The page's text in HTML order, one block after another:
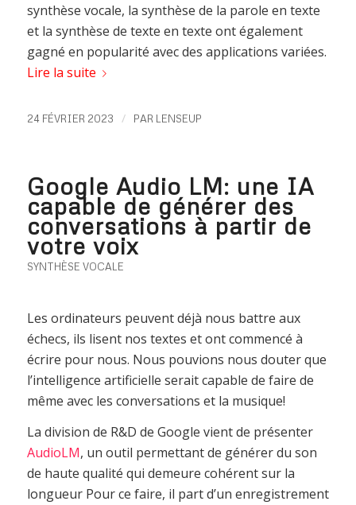
synthèse vocale, la synthèse de la parole en texte
et la synthèse de texte en texte ont également
gagné en popularité avec des applications variées.
Lire la suite
24 FÉVRIER 2023 / PAR LENSEUP
Google Audio LM: une IA
capable de générer des
conversations à partir de
votre voix
SYNTHÈSE VOCALE
Les ordinateurs peuvent déjà nous battre aux
échecs, ils lisent nos textes et ont commencé à
écrire pour nous. Nous pouvions nous douter que
l’intelligence artificielle serait capable de faire de
même avec les conversations et la musique!
La division de R&D de Google vient de présenter
AudioLM, un outil permettant de générer du son
de haute qualité qui demeure cohérent sur la
longueur Pour ce faire, il part d’un enregistrement